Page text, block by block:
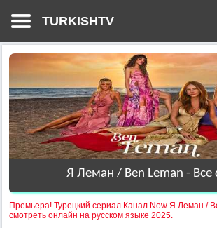
TURKISHTV
Я Леман / Ben Leman - Все
Премьера! Турецкий сериал Канал Now Я Леман /
смотреть онлайн на русском языке 2025.